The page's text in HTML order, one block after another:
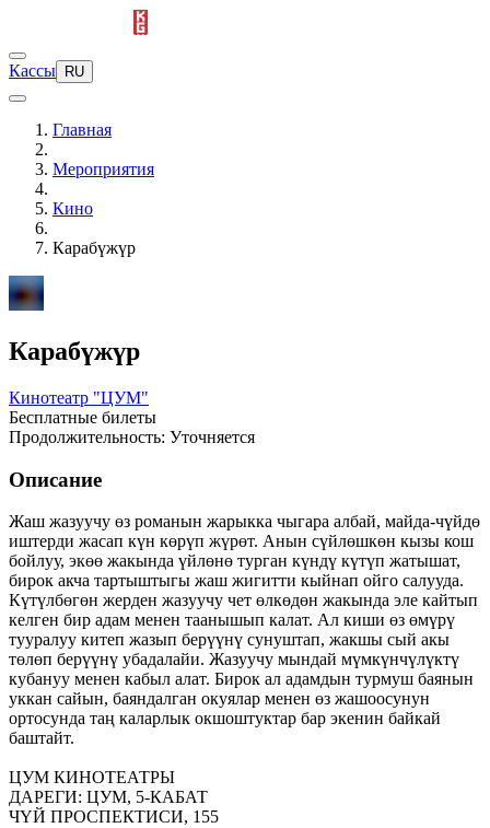
Кассы RU
Главная
Мероприятия
Кино
Карабүжүр
Карабүжүр
Кинотеатр "ЦУМ"
Бесплатные билеты
Продолжительность: Уточняется
Описание
Жаш жазуучу өз романын жарыкка чыгара албай, майда-чүйдө
иштерди жасап күн көрүп жүрөт. Анын сүйлөшкөн кызы кош
бойлуу, экөө жакында үйлөнө турган күндү күтүп жатышат,
бирок акча тартыштыгы жаш жигитти кыйнап ойго салууда.
Күтүлбөгөн жерден жазуучу чет өлкөдөн жакында эле кайтып
келген бир адам менен таанышып калат. Ал киши өз өмүрү
тууралуу китеп жазып берүүнү сунуштап, жакшы сый акы
төлөп берүүнү убадалайи. Жазуучу мындай мүмкүнчүлүктү
кубануу менен кабыл алат. Бирок ал адамдын турмуш баянын
уккан сайын, баяндалган окуялар менен өз жашоосунун
ортосунда таң каларлык окшоштуктар бар экенин байкай
баштайт.
ЦУМ КИНОТЕАТРЫ
ДАРЕГИ: ЦУМ, 5-КАБАТ
ЧҮЙ ПРОСПЕКТИСИ, 155